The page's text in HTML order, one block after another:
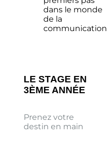
dans le monde
de la
communication
LE STAGE EN
3ÈME ANNÉE
Prenez votre
destin en main